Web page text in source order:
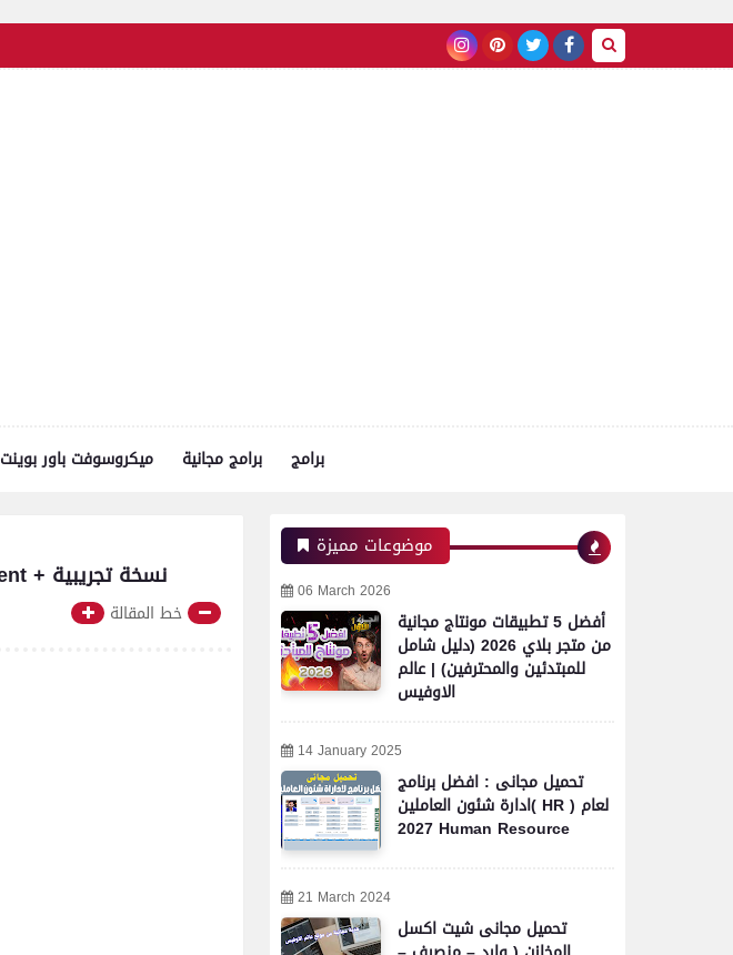
ميكروسوفت باور بوينت برامج مجانية برامج
برنامج متابعة الشيكات (شيكات دفع / شيكات قبض ) Cheques Management + نسخة تجريبية
خط المقالة
موضوعات مميزة
06 March 2026
أفضل 5 تطبيقات مونتاج مجانية
من متجر بلاي 2026 (دليل شامل
للمبتدئين والمحترفين) | عالم
الاوفيس
14 January 2025
تحميل مجانى : افضل برنامج
ادارة شئون العاملين( HR ) لعام
2027 Human Resource
21 March 2024
تحميل مجانى شيت اكسل